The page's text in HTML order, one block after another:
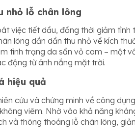
nhỏ lỗ chân lông
việc tiết dầu, đồng thời giảm
lông dần dần thu nhỏ về kích
tình trạng da sần vỏ cam – một
động từ ánh nắng mặt trời.
hiệu quả
cứu và chứng minh về công
viêm. Nhờ vào khả năng
và thông thoáng lỗ chân lông,